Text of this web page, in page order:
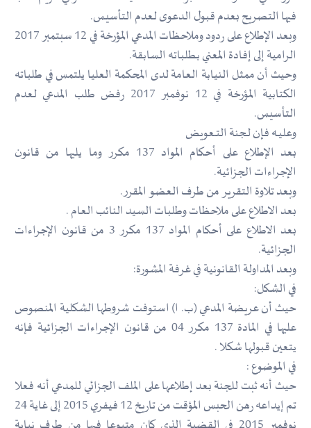
فيها التصريح بعدم قبول الدعوى لعدم التأسيس.
وبعد الإطلاع على ردود وملاحظات المدعي المؤرخة في 12 سبتمبر 2017
الرامية إلى إفادة المعني بطلباته السابقة.
وحيث أن ممثل النيابة العامة لدى المحكمة العليا يلتمس في طلباته
الكتابية المؤرخة في 12 نوفمبر 2017 رفض طلب المدعي لعدم
التأسيس.
وعليــه فإن لـجنة التــعويض
بعد الإطلاع على أحكام المواد 137 مكرر وما يليها من قانون
الإجراءات الجزائية.
وبعد تلاوة التقرير من طرف العضو المقرر.
بعد الاطلاع على ملاحظات وطلبات السيد النائب العام .
بعد الاطلاع على أحكام المواد 137 مكرر 3 من قانون الإجراءات
الجزائية.
وبعد المداولة القانونية في غرفة المشورة:
في الشكل:
حيث أن عريضة المدعي (ب. ا) استوفت شروطها الشكلية المنصوص
عليها في المادة 137 مكرر 04 من قانون الإجراءات الجزائية فإنه
يتعين قبولها شكلا .
في الموضوع :
حيث أنه ثبت للجنة بعد إطلاعها على الملف الجزائي للمدعي أنه فعلا
تم إيداعه رهن الحبس المؤقت من تاريخ 12 فيفري 2015 إلى غاية 24